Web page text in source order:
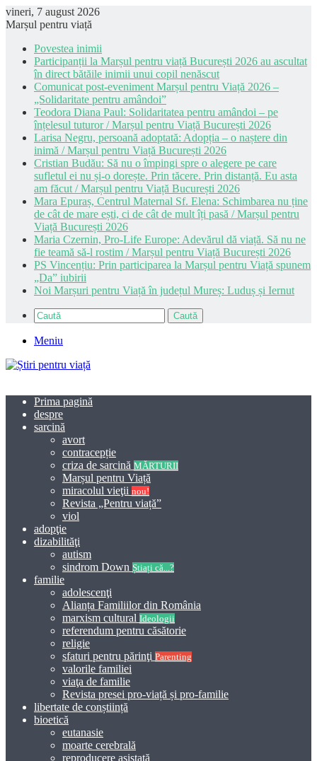
vineri, 7 august 2026
Marșul pentru viață
Povestea inimii
Participanții la Marșul pentru viață București 2026 au ascultat
în direct bătăile inimii unui copil nenăscut
Comunicat post-eveniment Marșul pentru Viață 2026 –
„Solidaritate pentru amândoi”
Teodora Diana Paul: Solidaritatea pentru amândoi – pe
înțelesul tuturor / Marșul pentru Viață București 2026
Larisa Negru, persoană adoptată: Adopția – o naștere din
inimă / Marșul pentru Viață București 2026
Cristian Budău: Să nu o împingi spre o alegere pe care
sufletul ei nu și-o dorește. Prin tăcere. Prin distanță. Eu asta
am făcut / Marșul pentru Viață București 2026
Mara Epuraș, Centrul Maternal Sf. Elena: Schimbarea nu ține
de cât de mare ești, ci de cât de mult îți pasă / Marșul pentru
Viață București 2026
Maria Czernin, Pro-Life Europe: Adevărul dă viață. Să nu ne
fie teamă să-l rostim / Marșul pentru Viață București 2026
PS Vincențiu: Prin participarea la Marșul pentru Viață spunem
„Da” iubirii
Noi Marșuri pentru Viață în județul Mureș: Luduș și Iernut
Caută
Meniu
Prima pagină
despre
sarcină
avort
contracepție
criza de sarcină MĂRTURII
Marșul pentru Viață
miracolul vieţii nou!
Revista „Pentru viață”
viol
adopţie
dizabilităţi
autism
sindrom Down Știați că...?
familie
adolescenţi
Alianța Familiilor din România
marxism cultural Ideologii
referendum pentru căsătorie
religie
sfaturi pentru părinţi Parenting
valorile familiei
viaţa de familie
Revista presei pro-viață și pro-familie
libertate de conștiință
bioetică
eutanasie
moarte cerebrală
reproducere asistată